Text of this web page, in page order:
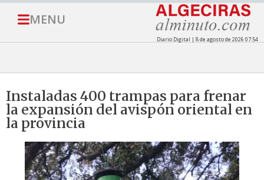
MENU
Diario Digital | 8 de agosto de 2026 07:54
Instaladas 400 trampas para frenar
la expansión del avispón oriental en
la provincia